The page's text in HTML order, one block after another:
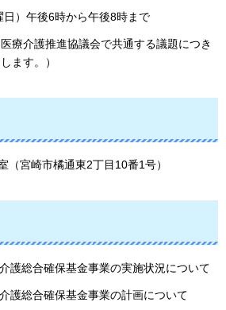
）午後6時から午後8時まで
療介護推進協議会で共通する議題につき
ます。）
（宮崎市橘通東2丁目10番1号）
護総合確保基金事業の実施状況について
護総合確保基金事業の計画について